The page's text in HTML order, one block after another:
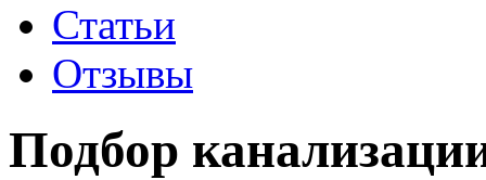
Статьи
Отзывы
Подбор